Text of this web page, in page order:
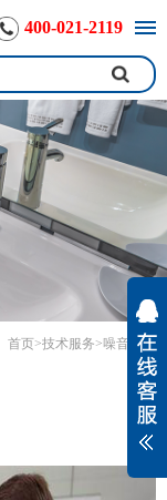
400-021-2119
首页>技术服务>噪音检测